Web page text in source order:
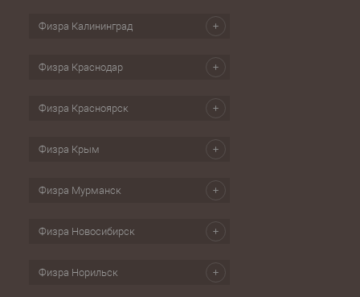
Физра Калининград
Физра Краснодар
Физра Красноярск
Физра Крым
Физра Мурманск
Физра Новосибирск
Физра Норильск